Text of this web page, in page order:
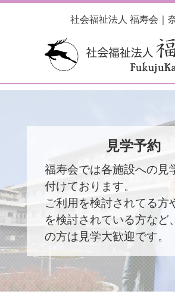
社会福祉法人 福寿会｜
見学予約
福寿会では各施設への見
付けております。
ご利用を検討されてる方
を検討されている方など、
の方は見学大歓迎です。